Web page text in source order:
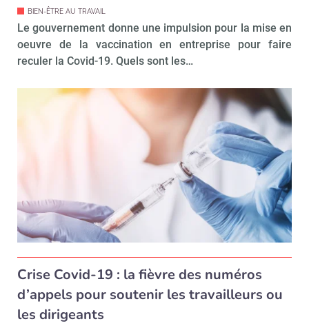
BIEN-ÊTRE AU TRAVAIL
Le gouvernement donne une impulsion pour la mise en
oeuvre de la vaccination en entreprise pour faire
reculer la Covid-19. Quels sont les…
Crise Covid-19 : la fièvre des numéros
d’appels pour soutenir les travailleurs ou
les dirigeants